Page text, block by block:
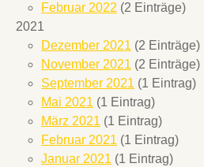
Februar 2022 (2 Einträge)
2021
Dezember 2021 (2 Einträge)
November 2021 (2 Einträge)
September 2021 (1 Eintrag)
Mai 2021 (1 Eintrag)
März 2021 (1 Eintrag)
Februar 2021 (1 Eintrag)
Januar 2021 (1 Eintrag)